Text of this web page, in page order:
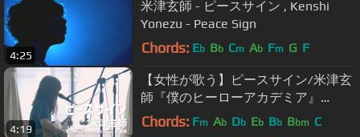
4:25
米津玄師 - ピースサイン , Kenshi
Yonezu - Peace Sign
Chords: Eb Bb Cm Ab Fm G F
4:19
【女性が歌う】ピースサイン/米津玄
師『僕のヒーローアカデミア』
(Covered by コバソロ & 春茶)
Chords: Fm Ab Db Eb Bb Bbm C